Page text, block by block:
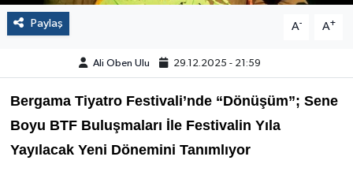
Paylaş A- A+
Ali Oben Ulu 29.12.2025 - 21:59
Bergama Tiyatro Festivali’nde“Dönüşüm”; Sene
Boyu BTFBuluşmaları İle Festivalin Yıla
Yayılacak Yeni Dönemini Tanımlıyor